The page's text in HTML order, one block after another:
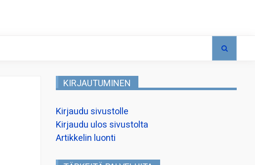
KIRJAUTUMINEN
Kirjaudu sivustolle
Kirjaudu ulos sivustolta
Artikkelin luonti